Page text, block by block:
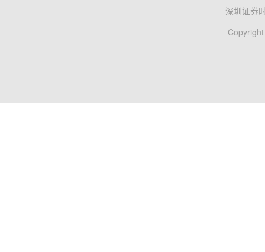
深圳证券